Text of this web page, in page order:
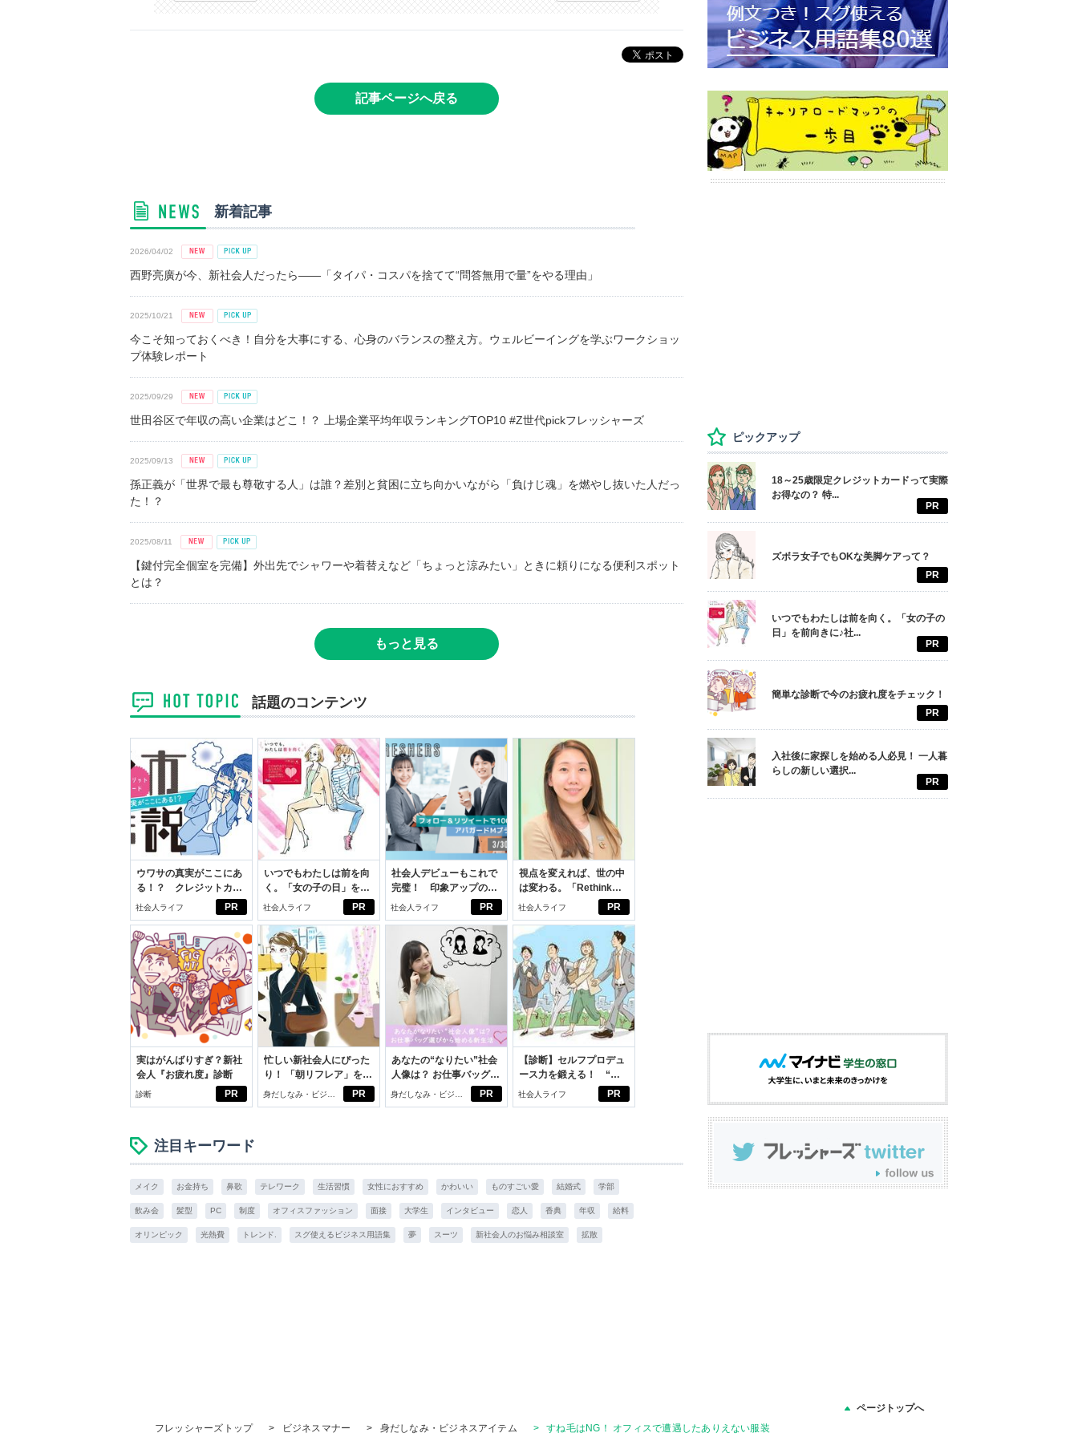
記事ページへ戻る
新着記事
2026/04/02
西野亮廣が今、新社会人だったら――「タイパ・コスパを捨てて“問答無用で量”をやる理由」
2025/10/21
今こそ知っておくべき！自分を大事にする、心身のバランスの整え方。ウェルビーイングを学ぶワークショッ
プ体験レポート
2025/09/29
世田谷区で年収の高い企業はどこ！？ 上場企業平均年収ランキングTOP10 #Z世代pickフレッシャーズ
2025/09/13
孫正義が「世界で最も尊敬する人」は誰？差別と貧困に立ち向かいながら「負けじ魂」を燃やし抜いた人だっ
た！？
2025/08/11
【鍵付完全個室を完備】外出先でシャワーや着替えなど「ちょっと涼みたい」ときに頼りになる便利スポット
とは？
もっと見る
話題のコンテンツ
PR
ウワサの真実がここにあ
る！？ クレジットカー
ドの都市伝説
社会人ライフ PR
いつでもわたしは前を向
く。「女の子の日」を前
向きに♪社会人エリ・大
社会人ライフ PR
社会人デビューもこれで
完璧！ 印象アップのセ
ルフプロデュース術
社会人ライフ PR
視点を変えれば、世の中
は変わる。「Rethink
PROJECT」がつたえた
社会人ライフ
PR
実はがんばりすぎ？新社
会人『お疲れ度』診断
診断 PR
忙しい新社会人にぴった
り！ 「朝リフレア」をは
じめよう。しっかりニオ
イケアして24時間快適。
身だしなみ・ビジネ
スアイテム
PR
あなたの“なりたい”社会
人像は？ お仕事バッグ選
びから始める新生活
身だしなみ・ビジネ
スアイテム
PR
【診断】セルフプロデュ
ース力を鍛える！ “ジ
ブン観”診断
社会人ライフ
注目キーワード
メイク お金持ち 鼻歌 テレワーク 生活習慣 女性におすすめ かわいい ものすごい愛 結婚式 学部
飲み会 髪型 PC 制度 オフィスファッション 面接 大学生 インタビュー 恋人 香典 年収 給料
オリンピック 光熱費 トレンド. スグ使えるビジネス用語集 夢 スーツ 新社会人のお悩み相談室 拡散
ピックアップ
18～25歳限定クレジットカードって実際
お得なの？ 特...
PR
ズボラ女子でもOKな美脚ケアって？
PR
いつでもわたしは前を向く。「女の子の
日」を前向きに♪社...
PR
簡単な診断で今のお疲れ度をチェック！
PR
入社後に家探しを始める人必見！ 一人暮
らしの新しい選択...
PR
ページトップへ
フレッシャーズトップ
> ビジネスマナー > 身だしなみ・ビジネスアイテム > すね毛はNG！ オフィスで遭遇したありえない服装